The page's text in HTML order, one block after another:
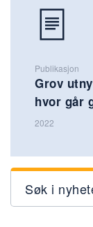
Publikasjon
Grov
hvor går
2022
Søk i